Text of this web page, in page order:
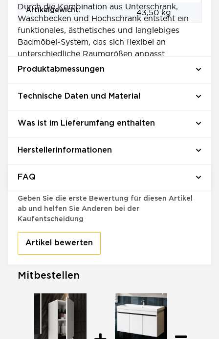
Durch die Kombination aus Unterschrank,
Waschbecken und Hochschrank entsteht ein
funktionales, ästhetisches und langlebiges
Badmöbel‑System, das sich flexibel an
unterschiedliche Raumgrößen anpasst
Artikelgewicht: 43,50 kg
Produktabmessungen
Technische Daten und Material
Was ist im Lieferumfang enthalten
Herstellerinformationen
FAQ
Geben Sie die erste Bewertung für diesen Artikel
ab und helfen Sie Anderen bei der
Kaufentscheidung
Artikel bewerten
Mitbestellen